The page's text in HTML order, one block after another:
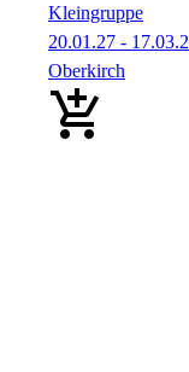
Kleingruppe
20.01.27 -
Oberkirch